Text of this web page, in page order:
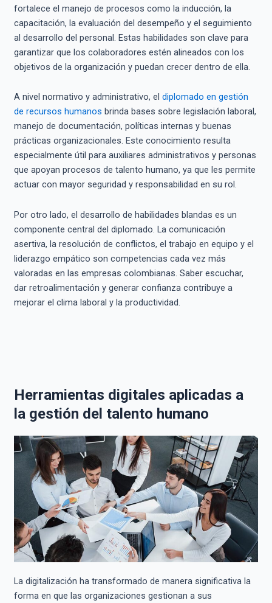
fortalece el manejo de procesos como la inducción, la
capacitación, la evaluación del desempeño y el seguimiento
al desarrollo del personal. Estas habilidades son clave para
garantizar que los colaboradores estén alineados con los
objetivos de la organización y puedan crecer dentro de ella.
A nivel normativo y administrativo, el diplomado en gestión
de recursos humanos brinda bases sobre legislación laboral,
manejo de documentación, políticas internas y buenas
prácticas organizacionales. Este conocimiento resulta
especialmente útil para auxiliares administrativos y personas
que apoyan procesos de talento humano, ya que les permite
actuar con mayor seguridad y responsabilidad en su rol.
Por otro lado, el desarrollo de habilidades blandas es un
componente central del diplomado. La comunicación
asertiva, la resolución de conflictos, el trabajo en equipo y el
liderazgo empático son competencias cada vez más
valoradas en las empresas colombianas. Saber escuchar,
dar retroalimentación y generar confianza contribuye a
mejorar el clima laboral y la productividad.
Herramientas digitales aplicadas a
la gestión del talento humano
La digitalización ha transformado de manera significativa la
forma en que las organizaciones gestionan a sus